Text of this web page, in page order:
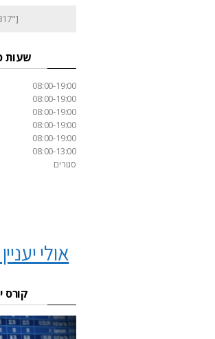
שעות
08:00-19:00
08:00-19:00
08:00-19:00
08:00-19:00
08:00-19:00
08:00-13:00
סגורים
אולי
קורס